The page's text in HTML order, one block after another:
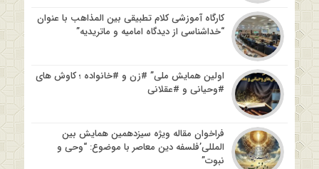
کارگاه آموزشی کلام تطبیقی بین المذاهب با عنوان
“خداشناسی از دیدگاه امامیه و ماتریدیه”
اولین همایش ملی” #زن و #خانواده ؛ کاوش های
#وحیانی و #عقلانی
فراخوان مقاله ویژه سیزدهمین همایش بین
المللی’فلسفه دین معاصر با موضوع: “وحی و
نبوت”